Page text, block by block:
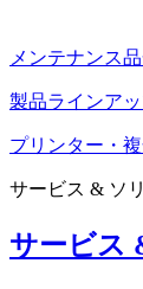
メンテナンス
製品ラインア
プリンター・
サービス & ソ
サービス